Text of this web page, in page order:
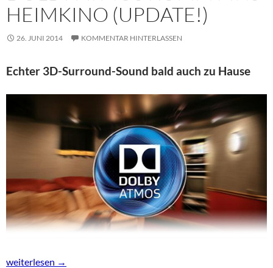
HEIMKINO (UPDATE!)
26. JUNI 2014 KOMMENTAR HINTERLASSEN
Echter 3D-Surround-Sound bald auch zu Hause
Dolby Atmos kommt ins Heimkino (Update!)
weiterlesen →